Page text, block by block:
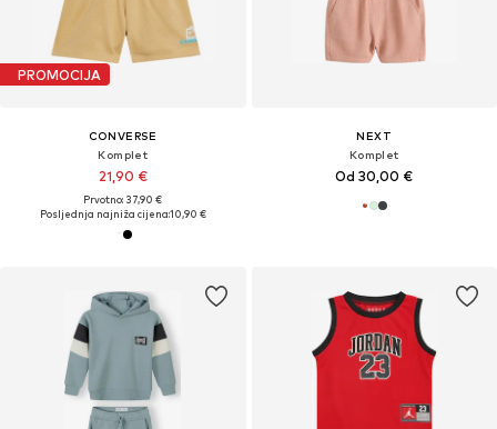
PROMOCIJA
CONVERSE
Komplet
21,90 €
Prvotno: 37,90 €
Posljednja najniža cijena:10,90 €
NEXT
Komplet
Od 30,00 €